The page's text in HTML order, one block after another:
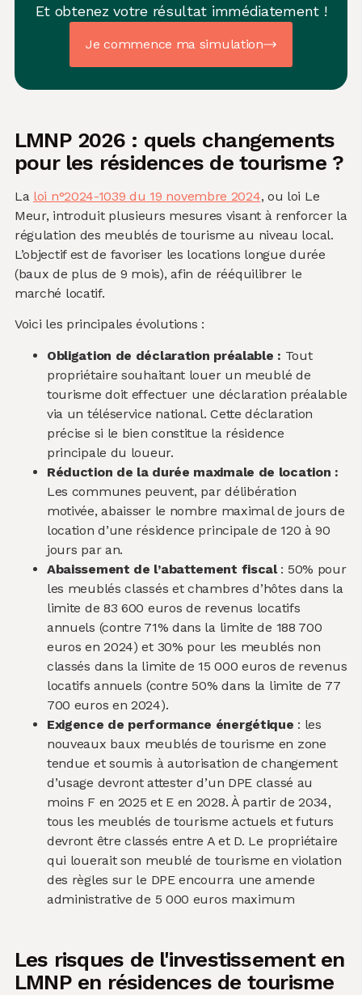
Et obtenez votre résultat immédiatement !
Je commence ma simulation
LMNP 2026 : quels changements
pour les résidences de tourisme ?
La loi n°2024-1039 du 19 novembre 2024, ou loi Le
Meur, introduit plusieurs mesures visant à renforcer la
régulation des meublés de tourisme au niveau local.
L’objectif est de favoriser les locations longue durée
(baux de plus de 9 mois), afin de rééquilibrer le
marché locatif.
Voici les principales évolutions :
Obligation de déclaration préalable : Tout
propriétaire souhaitant louer un meublé de
tourisme doit effectuer une déclaration préalable
via un téléservice national. Cette déclaration
précise si le bien constitue la résidence
principale du loueur.
Réduction de la durée maximale de location :
Les communes peuvent, par délibération
motivée, abaisser le nombre maximal de jours de
location d’une résidence principale de 120 à 90
jours par an.
Abaissement de l’abattement fiscal: 50% pour
les meublés classés et chambres d’hôtes dans la
limite de 83 600 euros de revenus locatifs
annuels (contre 71% dans la limite de 188 700
euros en 2024) et 30% pour les meublés non
classés dans la limite de 15 000 euros de revenus
locatifs annuels (contre 50% dans la limite de 77
700 euros en 2024).
Exigence de performance énergétique : les
nouveaux baux meublés de tourisme en zone
tendue et soumis à autorisation de changement
d’usage devront attester d’un DPE classé au
moins F en 2025 et E en 2028. À partir de 2034,
tous les meublés de tourisme actuels et futurs
devront être classés entre A et D. Le propriétaire
qui louerait son meublé de tourisme en violation
des règles sur le DPE encourra une amende
administrative de 5 000 euros maximum
Les risques de l'investissement en
LMNP en résidences de tourisme